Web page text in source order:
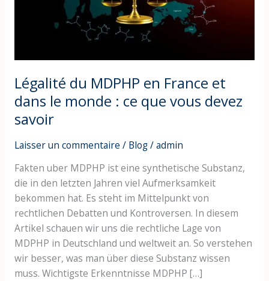
Légalité du MDPHP en France et
dans le monde : ce que vous devez
savoir
Laisser un commentaire / Blog/admin
Fakten uber MDPHP ist eine synthetische Substanz,
die in den letzten Jahren viel Aufmerksamkeit
bekommen hat. Es steht im Mittelpunkt von
rechtlichen Debatten und Kontroversen. In diesem
Artikel schauen wir uns die rechtliche Lage von
MDPHP in Deutschland und weltweit an. So verstehen
wir besser, was man über diese Substanz wissen
muss. Wichtigste Erkenntnisse MDPHP […]
:
ce
que
vous
devez
savoir